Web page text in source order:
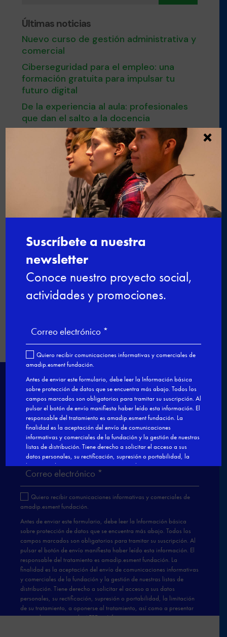
Últimas noticias
Nuevo curso de gestión administrativa y
comercial
Ciberseguridad para el empleo: una
formación gratuita para impulsar tu
futuro digital
De la experiencia al aula: profesionales
que dan el salto a la docencia
Últimas plazas para el curso de Nutrición
y cocina saludable en Esment Inca
Nuestro modelo de FPDual en el
Congreso estatal sobre Empleo

←Esment Escola Professional gana
el Premio Nacional a la Innovación
educativa
Finaliza la formación del curso de
Gestión Administrativa del
×